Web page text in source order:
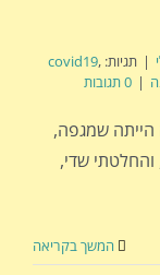
| תגיות: covid19,
| 0 תגובות
הייתה שמגפה,
והחלטתי שדי,
המשך בקריאה